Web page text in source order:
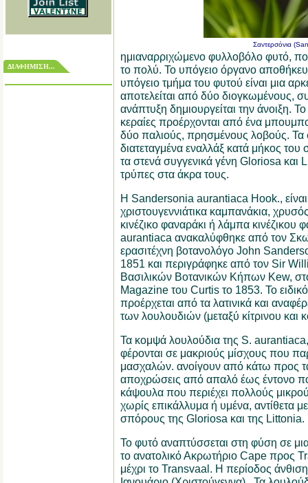
ΔΙΑΦΗΜΙΣΗ...
Σαντερσόνια
ημιαναρριχώμενο φυλλοβόλο φυτό,
το πολύ. Το υπόγειο όργανο
υπόγειο τμήμα του φυτού είναι μια
αποτελείται από δύο διογκωμένους,
ανάπτυξη δημιουργείται την άνοιξη.
κεραίες προέρχονται από ένα
δύο παλιούς, πρησμένους λοβούς. Τα
διατεταγμένα εναλλάξ κατά μήκος του
τα στενά συγγενικά γένη Gloriosa
τρύπες στα άκρα τους.
Η Sandersonia aurantiaca Hook.,
χριστουγεννιάτικα καμπανάκια,
κινέζικο φαναράκι ή λάμπα
aurantiaca ανακαλύφθηκε από τον
ερασιτέχνη βοτανολόγο John
1851 και περιγράφηκε από τον Sir
Βασιλικών Βοτανικών Κήπων Kew,
Magazine του Curtis το 1853. Το
προέρχεται από τα λατινικά και
των λουλουδιών (μεταξύ κίτρινου και
Τα κομψά λουλούδια της S.
φέρονται σε μακριούς μίσχους που
μασχαλών. ανοίγουν από κάτω προς
αποχρώσεις από απαλό έως έντονο
κάψουλα που περιέχει πολλούς
χωρίς επικάλλυμα ή υμένα, αντίθετα
σπόρους της Gloriosa και της Littonia.
Το φυτό αναπτύσσεται στη φύση σε
το ανατολικό Ακρωτήριο Cape προς
μέχρι το Transvaal. Η περίοδος